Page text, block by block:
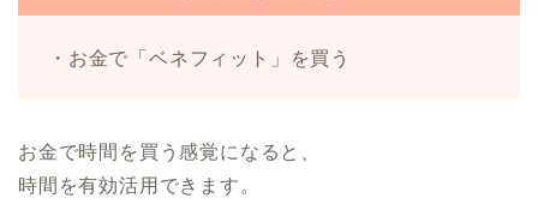
・お金で「ベネフィット」を買う
お金で時間を買う感覚になると、
時間を有効活用できます。